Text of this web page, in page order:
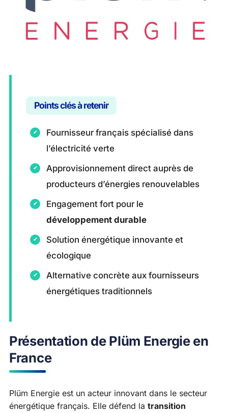
Points clés à retenir
Fournisseur français spécialisé dans
l’électricité verte
Approvisionnement direct auprès de
producteurs d’énergies renouvelables
Engagement fort pour le
développement durable
Solution énergétique innovante et
écologique
Alternative concrète aux fournisseurs
énergétiques traditionnels
Présentation de Plüm Energie en
France
Plüm Energie est un acteur innovant dans le secteur
énergétique français. Elle défend la transition